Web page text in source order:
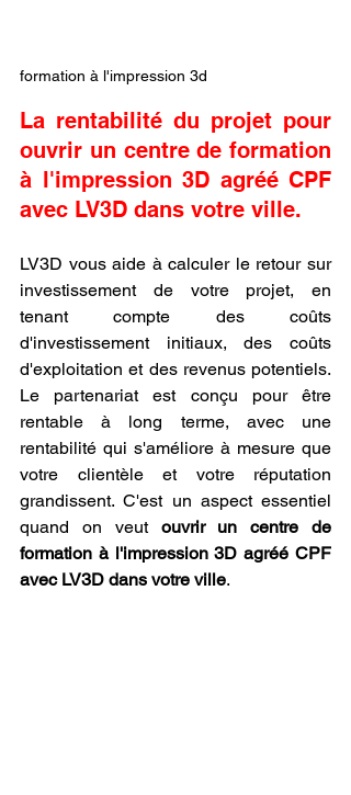
formation à l'impression 3d
La rentabilité du projet pour
ouvrir un centre de formation
à l'impression 3D agréé CPF
avec LV3D dans votre ville.
LV3D vous aide à calculer le retour sur
investissement de votre projet, en
tenant compte des coûts
d'investissement initiaux, des coûts
d'exploitation et des revenus potentiels.
Le partenariat est conçu pour être
rentable à long terme, avec une
rentabilité qui s'améliore à mesure que
votre clientèle et votre réputation
grandissent. C'est un aspect essentiel
quand on veut ouvrir un centre de
formation à l'impression 3D agréé CPF
avec LV3D dans votre ville.